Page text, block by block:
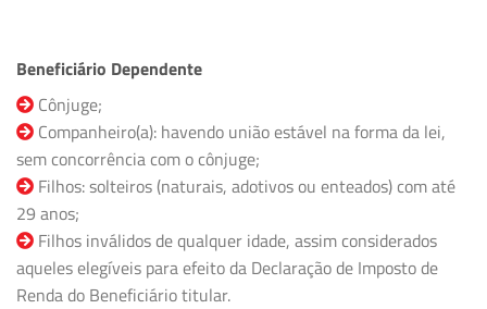
Beneficiário Dependente
Cônjuge;
Companheiro(a): havendo união estável na forma da lei,
sem concorrência com o cônjuge;
Filhos: solteiros (naturais, adotivos ou enteados) com até
29 anos;
Filhos inválidos de qualquer idade, assim considerados
aqueles elegíveis para efeito da Declaração de Imposto de
Renda do Beneficiário titular.